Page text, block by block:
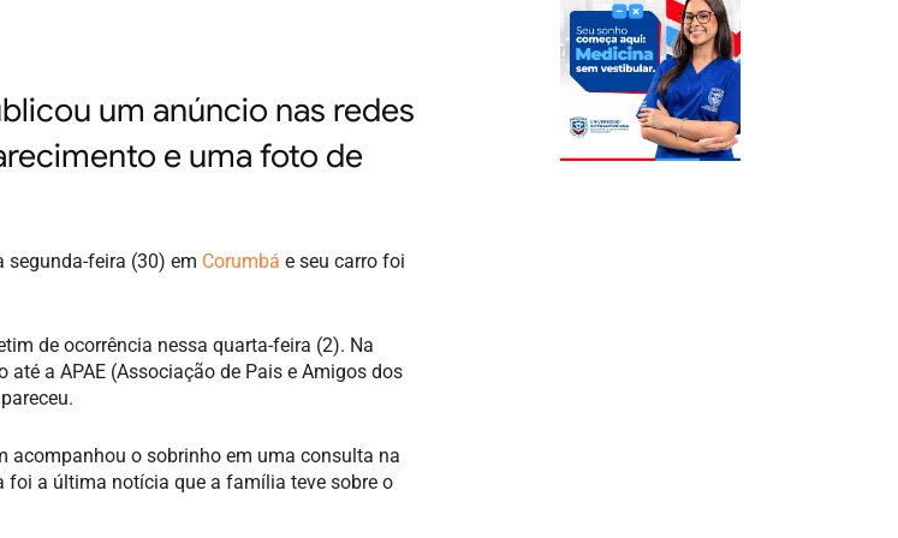
um anúncio nas redes
e uma foto de
segunda-feira (30) em Corumbá e seu carro foi
de ocorrência nessa quarta-feira (2). Na
a APAE (Associação de Pais e Amigos dos
acompanhou o sobrinho em uma consulta na
foi a última notícia que a família teve sobre o